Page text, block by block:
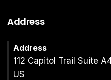
Address
Address
112 Capitol Trail Suite
US